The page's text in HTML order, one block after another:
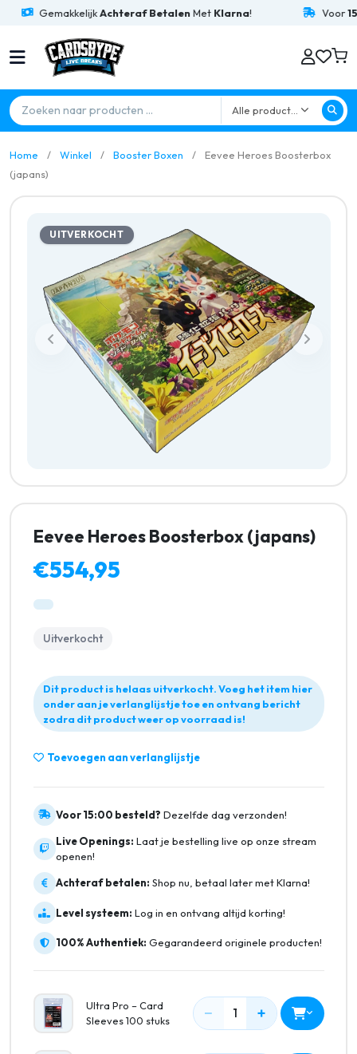
GemakkelijkAchteraf BetalenMetKlarna! Voor 15:00
Alle producten
Home Winkel Booster Boxen
Eevee Heroes Boosterbox
(japans)
UITVERKOCHT
Eevee Heroes Boosterbox (japans)
€554,95
Uitverkocht
Dit product is helaas uitverkocht. Voeg het item hier
onder aan je verlanglijstje toe en ontvang bericht
zodra dit product weer op voorraad is!
Toevoegen aan verlanglijstje
Voor 15:00 besteld? Dezelfde dag verzonden!
Live Openings: Laat je bestelling live op onze stream
openen!
Achteraf betalen: Shop nu, betaal later met Klarna!
Level systeem: Log in en ontvang altijd korting!
100% Authentiek: Gegarandeerd originele producten!
Ultra Pro – Card
Sleeves 100 stuks
− 1 +